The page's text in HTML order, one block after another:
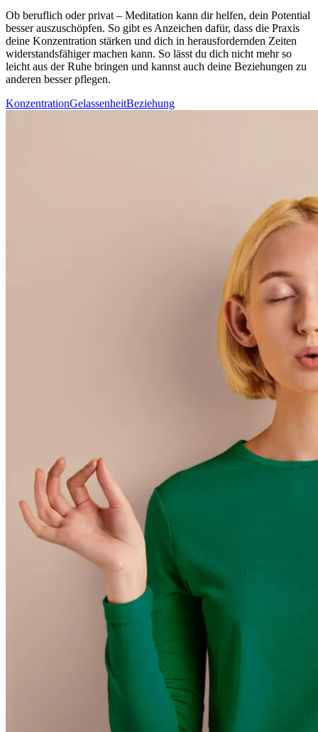
Ob beruf­lich oder privat – Medi­ta­tion kann dir helfen, dein Potential
besser auszuschöpfen. So gibt es Anzeichen dafür, dass die Praxis
deine Konzentration stärken und dich in herausfordernden Zeiten
widerstandsfähiger machen kann. So lässt du dich nicht mehr so
leicht aus der Ruhe brin­gen und kannst auch deine Beziehungen zu
anderen besser pflegen.
KonzentrationGelassenheitBeziehung